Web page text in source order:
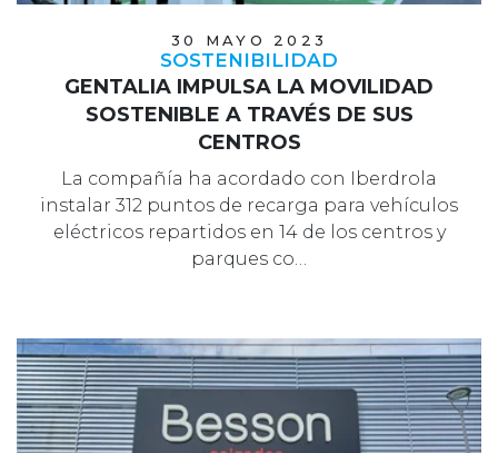
30 MAYO 2023
SOSTENIBILIDAD
GENTALIA IMPULSA LA MOVILIDAD
SOSTENIBLE A TRAVÉS DE SUS
CENTROS
La compañía ha acordado con Iberdrola
instalar 312 puntos de recarga para vehículos
eléctricos repartidos en 14 de los centros y
parques co…